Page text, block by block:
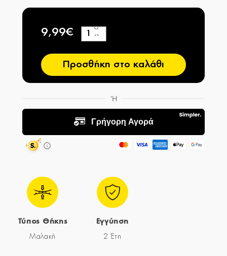
9,99€
−
+
Προσθήκη στο καλάθι
Τύπος Θήκης
Μαλακή
Εγγύηση
2 Έτη